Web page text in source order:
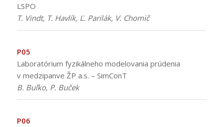
LSPO
T. Vindt, T. Havlík, Ľ. Parilák, V. Chomič
P05
Laboratórium fyzikálneho modelovania prúdenia
v medzipanve ŽP a.s. – SimConT
B. Buľko, P. Buček
P06